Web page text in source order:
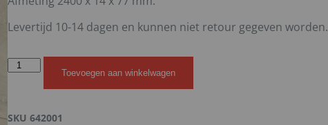
Levertijd 10-14 dagen en kunnen niet retour gegeven worden.
Toevoegen aan winkelwagen
SKU 642001